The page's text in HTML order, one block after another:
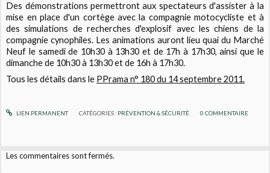
Des démonstrations permettront aux spectateurs d'assister à la
mise en place d'un cortège avec la compagnie motocycliste et à
des simulations de recherches d'explosif avec les chiens de la
compagnie cynophiles. Les animations auront lieu quai du Marché
Neuf le samedi de 10h30 à 13h30 et de 17h à 17h30, ainsi que le
dimanche de 10h30 à 13h30 et de 16h à 17h30.
Tous les détails dans le PPrama n° 180 du 14 septembre 2011.
LIEN PERMANENT CATÉGORIES : PRÉVENTION & SÉCURITÉ 0 COMMENTAIRE
Les commentaires sont fermés.